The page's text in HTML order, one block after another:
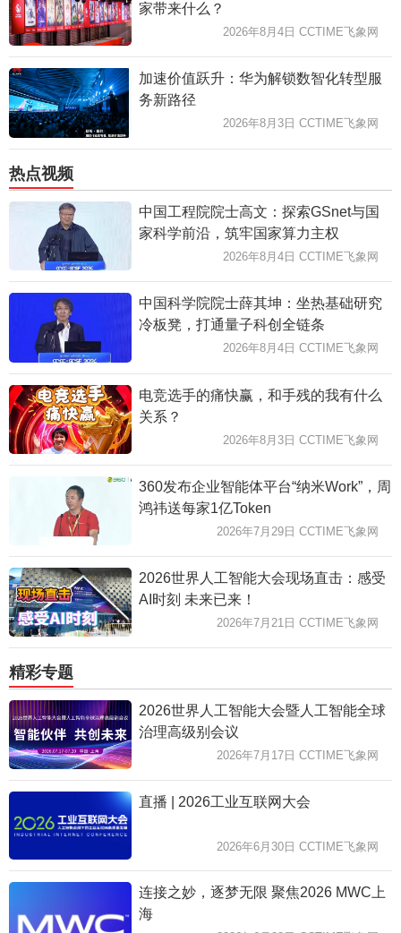
家带来什么？
2026年8月4日 CCTIME飞象网
加速价值跃升：华为解锁数智化转型服
务新路径
2026年8月3日 CCTIME飞象网
热点视频
中国工程院院士高文：探索GSnet与国
家科学前沿，筑牢国家算力主权
2026年8月4日 CCTIME飞象网
中国科学院院士薛其坤：坐热基础研究
冷板凳，打通量子科创全链条
2026年8月4日 CCTIME飞象网
电竞选手的痛快赢，和手残的我有什么
关系？
2026年8月3日 CCTIME飞象网
360发布企业智能体平台“纳米Work”，周
鸿祎送每家1亿Token
2026年7月29日 CCTIME飞象网
2026世界人工智能大会现场直击：感受
AI时刻 未来已来！
2026年7月21日 CCTIME飞象网
精彩专题
2026世界人工智能大会暨人工智能全球
治理高级别会议
2026年7月17日 CCTIME飞象网
直播 | 2026工业互联网大会
2026年6月30日 CCTIME飞象网
连接之妙，逐梦无限 聚焦2026 MWC上
海